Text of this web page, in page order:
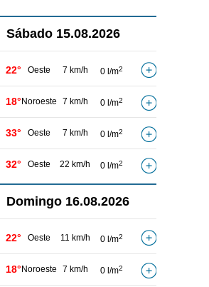
Sábado 15.08.2026
22° Oeste 7 km/h 0 l/m2
18° Noroeste 7 km/h 0 l/m2
33° Oeste 7 km/h 0 l/m2
32° Oeste 22 km/h 0 l/m2
Domingo 16.08.2026
22° Oeste 11 km/h 0 l/m2
18° Noroeste 7 km/h 0 l/m2